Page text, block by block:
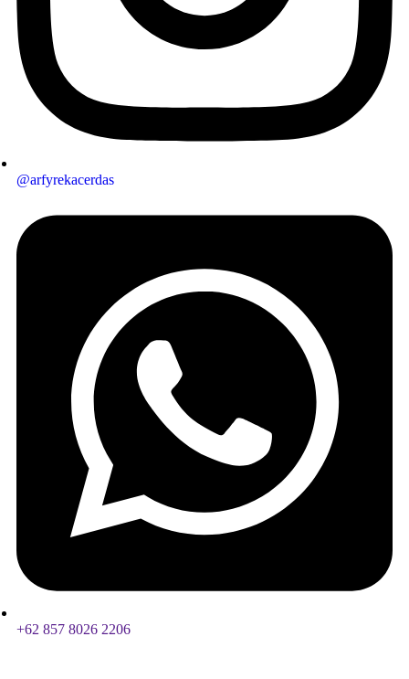
@arfyrekacerdas
+62 857 8026 2206